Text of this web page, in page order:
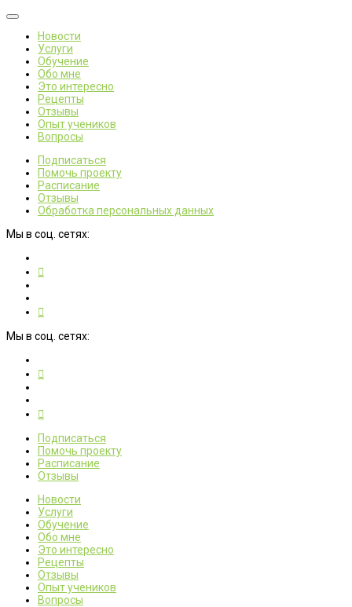
Новости
Услуги
Обучение
Обо мне
Это интересно
Рецепты
Отзывы
Опыт учеников
Вопросы
Подписаться
Помочь проекту
Расписание
Отзывы
Обработка персональных данных
Мы в соц. сетях:
Мы в соц. сетях:
Подписаться
Помочь проекту
Расписание
Отзывы
Новости
Услуги
Обучение
Обо мне
Это интересно
Рецепты
Отзывы
Опыт учеников
Вопросы